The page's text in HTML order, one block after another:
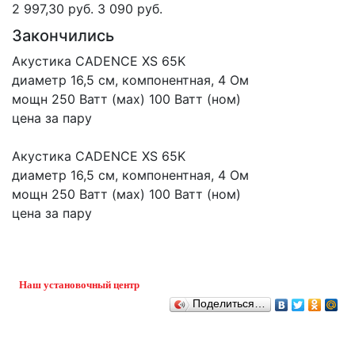
2 997,30 руб. 3 090 руб.
Закончились
Акустика CADENCE XS 65K
диаметр 16,5 см, компонентная, 4 Ом
мощн 250 Ватт (мах) 100 Ватт (ном)
цена за пару
Акустика CADENCE XS 65K
диаметр 16,5 см, компонентная, 4 Ом
мощн 250 Ватт (мах) 100 Ватт (ном)
цена за пару
Наш установочный центр
Поделиться…